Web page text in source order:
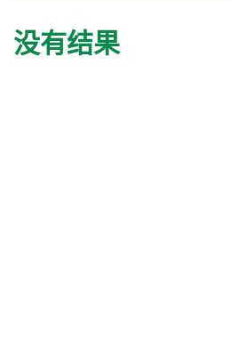
没有结果